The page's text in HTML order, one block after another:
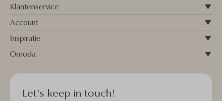
Klantenservice
Account
Inspiratie
Omoda
Let's keep in touch!